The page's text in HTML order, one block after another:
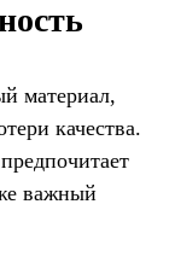
материал,
качества.
важный